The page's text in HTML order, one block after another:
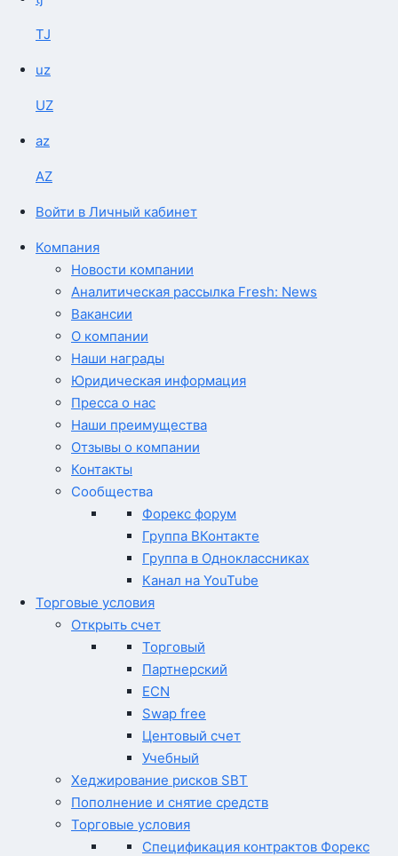
TJ
uz
UZ
az
AZ
Войти в Личный кабинет
Компания
Новости компании
Аналитическая рассылка Fresh: News
Вакансии
О компании
Наши награды
Юридическая информация
Пресса о нас
Наши преимущества
Отзывы о компании
Контакты
Сообщества
Форекс форум
Группа ВКонтакте
Группа в Одноклассниках
Канал на YouTube
Торговые условия
Открыть счет
Торговый
Партнерский
ECN
Swap free
Центовый счет
Учебный
Хеджирование рисков SBT
Пополнение и снятие средств
Торговые условия
Спецификация контрактов Форекс